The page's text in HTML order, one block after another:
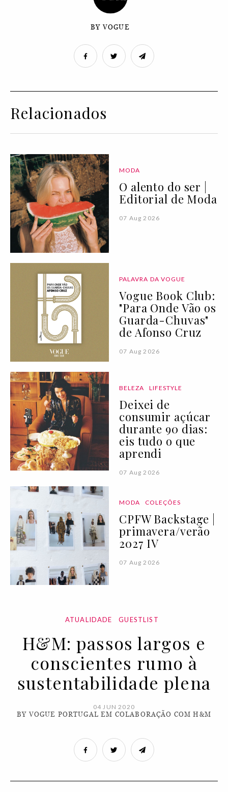
BY VOGUE
Relacionados
MODA
O alento do ser |
Editorial de Moda
07 Aug 2026
PALAVRA DA VOGUE
Vogue Book Club:
"Para Onde Vão os
Guarda-Chuvas"
de Afonso Cruz
07 Aug 2026
BELEZA LIFESTYLE
Deixei de
consumir açúcar
durante 90 dias:
eis tudo o que
aprendi
07 Aug 2026
MODA COLEÇÕES
CPFW Backstage |
primavera/verão
2027 IV
07 Aug 2026
ATUALIDADE GUESTLIST
H&M: passos largos e
conscientes rumo à
sustentabilidade plena
04 JUN 2020
BY VOGUE PORTUGAL EM COLABORAÇÃO COM H&M